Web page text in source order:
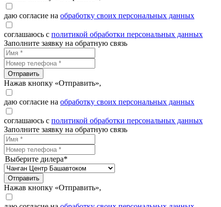
даю согласие на обработку своих персональных данных
соглашаюсь с политикой обработки персональных данных
Заполните заявку на обратную связь
Отправить
Нажав кнопку «Отправить»,
даю согласие на обработку своих персональных данных
соглашаюсь с политикой обработки персональных данных
Заполните заявку на обратную связь
Выберите дилера*
Отправить
Нажав кнопку «Отправить»,